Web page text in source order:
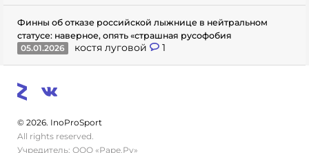
Финны об отказе российской лыжнице в нейтральном
статусе: наверное, опять «страшная русофобия
05.01.2026
костя луговой 1
© 2026. InoProSport
All rights reserved.
Учредитель: ООО «Раре.Ру»